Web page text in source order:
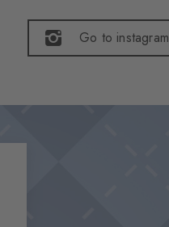
Go to instagram